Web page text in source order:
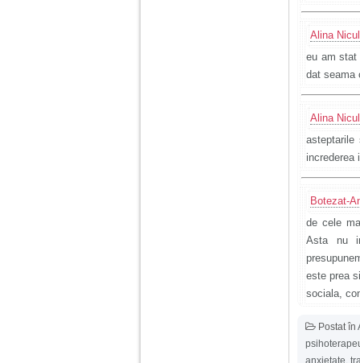
Alina
eu am stat
dat seama
Alina
increderea
Botezat-
de cele
Asta nu
este prea
sociala,
Postat în
anxietate,